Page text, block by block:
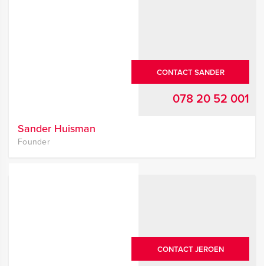
CONTACT SANDER
078 20 52 001
Sander Huisman
Founder
CONTACT JEROEN